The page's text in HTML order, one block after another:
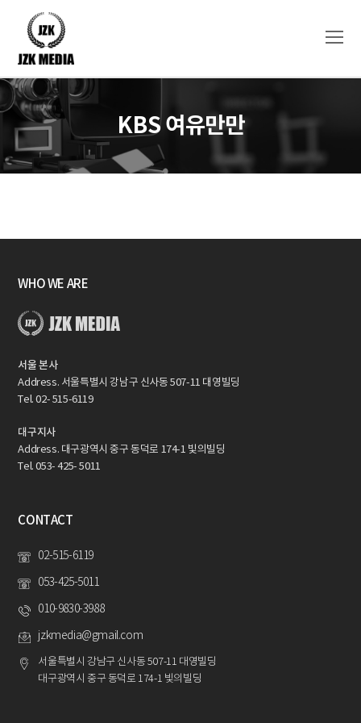
KBS 여유만만
WHO WE ARE
서울 본사
Address. 서울특별시 강남구 신사동 507-11 대영빌딩
Tel. 02- 515-6119
대구지사
Address. 대구광역시 중구 동덕로 174-1 빛의빌딩
Tel. 053- 425- 5011
CONTACT
02-515-6119
053-425-5011
010-9830-3988
jzkmedia@gmail.com
서울특별시 강남구 신사동 507-11 대영빌딩
대구광역시 중구 동덕로 174-1 빛의빌딩